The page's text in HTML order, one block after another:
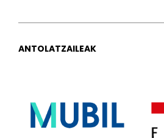
ANTOLATZAILEAK